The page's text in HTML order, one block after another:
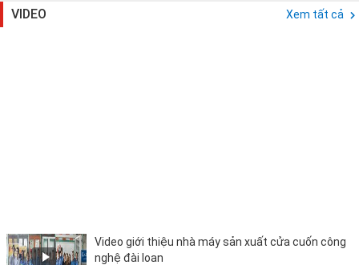
VIDEO Xem tất cả
Video giới thiệu nhà máy sản xuất cửa cuốn công
nghệ đài loan